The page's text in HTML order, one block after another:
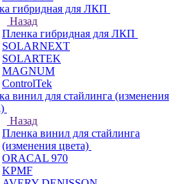
гибридная для ЛКП
Назад
Пленка гибридная для ЛКП
SOLARNEXT
SOLARTEK
MAGNUM
ControlTek
винил для стайлинга (изменения
Назад
Пленка винил для стайлинга
(изменения цвета)
ORACAL 970
KPMF